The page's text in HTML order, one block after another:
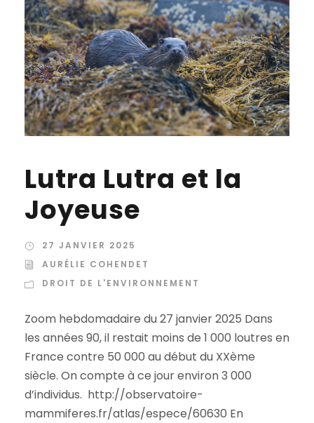
Lutra Lutra et la
Joyeuse
27 JANVIER 2025
AURÉLIE COHENDET
DROIT DE L'ENVIRONNEMENT
Zoom hebdomadaire du 27 janvier 2025 Dans
les années 90, il restait moins de 1 000 loutres en
France contre 50 000 au début du XXème
siècle. On compte à ce jour environ 3 000
d’individus. http://observatoire-
mammiferes.fr/atlas/espece/60630 En